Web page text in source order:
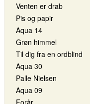
Venten er drab
Pis og papir
Aqua 14
Grøn himmel
Til dig fra en ordblind
Aqua 30
Palle Nielsen
Aqua 09
Forår